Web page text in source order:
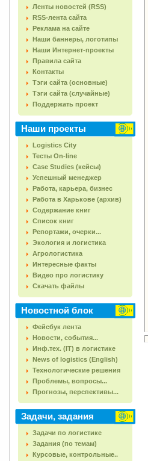
Ленты новостей (RSS)
RSS-лента сайта
Реклама на сайте
Наши баннеры, логотипы
Наши Интернет-проекты
Правила сайта
Контакты
Тэги сайта (основные)
Тэги сайта (случайные)
Поддержать проект
Наши проекты
Logistics City
Тесты On-line
Case Studies (кейсы)
Успешный менеджер
Работа, карьера, бизнес
Работа в Харькове (архив)
Содержание книг
Список книг
Репортажи, очерки...
Экология и логистика
Агрологистика
Интересные факты
Видео про логистику
Скачать файлы
Новостной блок
Фейсбук лента
Новости, события...
Инф.тех. (IT) в логистике
News of logistics (English)
Технологические решения
Проблемы, вопросы...
Прогнозы, перспективы...
Задачи, задания
Задачи по логистике
Задания (по темам)
Курсовые, контрольные..